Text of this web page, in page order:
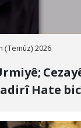
(Temûz) 2026
Hate